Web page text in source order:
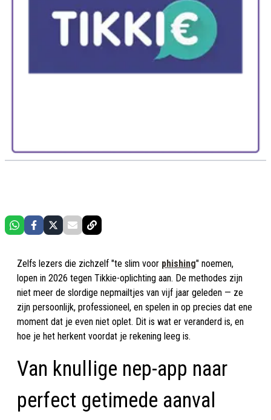
Zelfs lezers die zichzelf "te slim voor phishing" noemen,
lopen in 2026 tegen Tikkie-oplichting aan. De methodes zijn
niet meer de slordige nepmailtjes van vijf jaar geleden — ze
zijn persoonlijk, professioneel, en spelen in op precies dat ene
moment dat je even niet oplet. Dit is wat er veranderd is, en
hoe je het herkent voordat je rekening leeg is.
Van knullige nep-app naar
perfect getimede aanval